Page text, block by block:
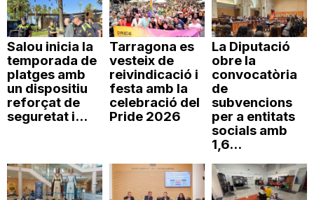
Salou inicia la
temporada de
platges amb
un dispositiu
reforçat de
seguretat i...
Tarragona es
vesteix de
reivindicació i
festa amb la
celebració del
Pride 2026
La Diputació
obre la
convocatòria
de
subvencions
per a entitats
socials amb
1,6...